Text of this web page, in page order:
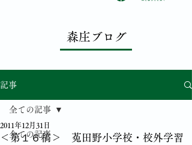
森庄ブログ
記事
全ての記事
全ての記事
＜第１６稿＞ 菟田野小学校・校外学習
2011年12月31日